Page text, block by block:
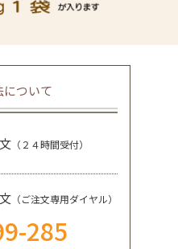
について
（２４時間受付）
（ご注文専用ダイヤル）
285